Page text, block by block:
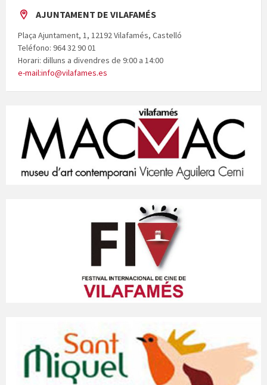
AJUNTAMENT DE VILAFAMÉS
Plaça Ajuntament, 1, 12192 Vilafamés, Castelló
Teléfono: 964 32 90 01
Horari: dilluns a divendres de 9:00 a 14:00
e-mail:info@vilafames.es